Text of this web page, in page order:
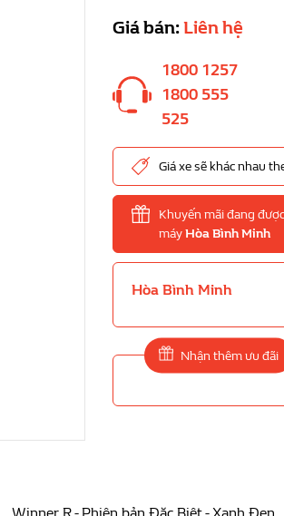
Giá bán:Liên hệ
1800 1257
1800 555
525
Giá xe sẽ khác nhau
Khuyến mãi đang
máyHòa Bình Minh
Hòa Bình Minh
Nhận thêm ưu đãi